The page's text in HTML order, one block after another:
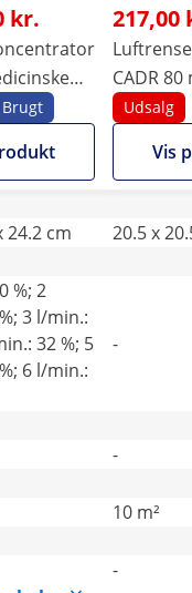
kr.
til 6 l/min
ilt
Brugt
217,00
CADR 80
Filter-
Udsalg
Vis
24.2 cm
20.5 x
%; 2
3 l/min.:
32 %; 5
6 l/min.:
-
-
10 m²
-